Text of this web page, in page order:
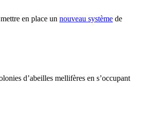
en place un nouveau système de
d’abeilles mellifères en s’occupant